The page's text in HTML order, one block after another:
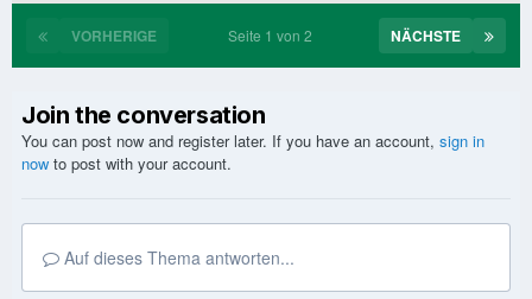
VORHERIGE NÄCHSTE
Seite 1 von 2
Join the conversation
You can post now and register later. If you have an account, sign in
now to post with your account.
Auf dieses Thema antworten...